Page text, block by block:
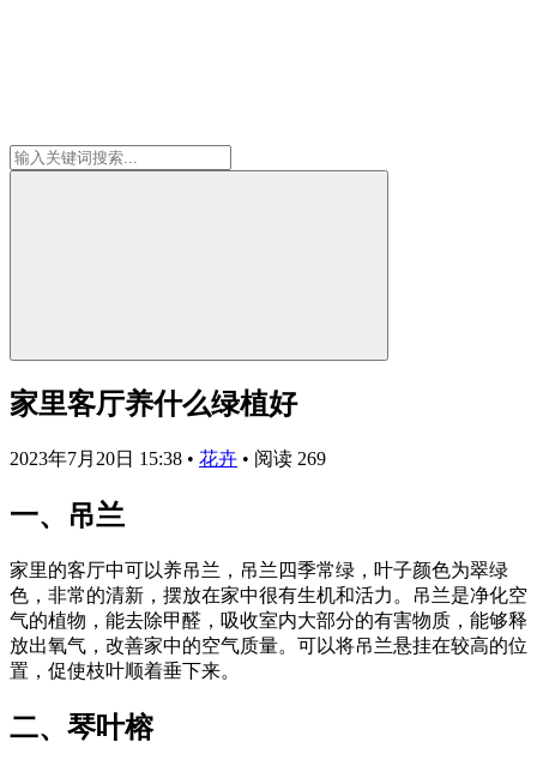
家里客厅养什么绿植好
2023年7月20日 15:38 • 花卉 • 阅读 269
一、吊兰
家里的客厅中可以养吊兰，吊兰四季常绿，叶子颜色为翠绿
色，非常的清新，摆放在家中很有生机和活力。吊兰是净化空
气的植物，能去除甲醛，吸收室内大部分的有害物质，能够释
放出氧气，改善家中的空气质量。可以将吊兰悬挂在较高的位
置，促使枝叶顺着垂下来。
二、琴叶榕